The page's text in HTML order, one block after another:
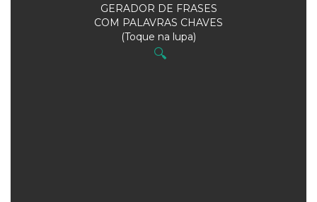
GERADOR DE FRASES
COM PALAVRAS CHAVES
(Toque na lupa)
🔍